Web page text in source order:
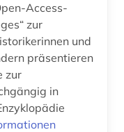
Access-
zur
und
präsentieren
zur
in